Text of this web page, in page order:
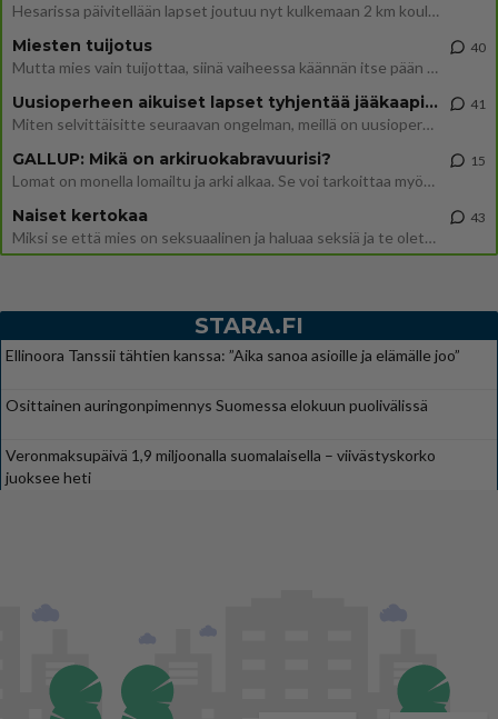
Hesarissa päivitellään lapset joutuu nyt kulkemaan 2 km kouluun jösses. Ruostefillarilla tuo matka menee vaikka miten äk
Miesten tuijotus
Mutta mies vain tuijottaa, siinä vaiheessa käännän itse pään pois. Mikä juttu? Yleensä jos joku tuijottaa tai katsoo, hä
40
Uusioperheen aikuiset lapset tyhjentää jääkaapin käydessään
Miten selvittäisitte seuraavan ongelman, meillä on uusioperhe, minulla teini-ikäiset lapset ja puolisolla aikuiset, jotk
41
GALLUP: Mikä on arkiruokabravuurisi?
Lomat on monella lomailtu ja arki alkaa. Se voi tarkoittaa myös sitä, että grillailut on grillattu ja palataan arjen ruo
15
Naiset kertokaa
Miksi se että mies on seksuaalinen ja haluaa seksiä ja te olette hänen mielestänne haluttava on vastenmielistä? Mikä sii
43
STARA.FI
Ellinoora Tanssii tähtien kanssa: ”Aika sanoa asioille ja elämälle joo”
Osittainen auringonpimennys Suomessa elokuun puolivälissä
Veronmaksupäivä 1,9 miljoonalla suomalaisella – viivästyskorko
juoksee heti